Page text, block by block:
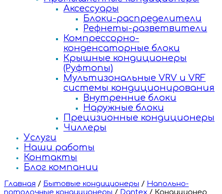
Аксессуары
Блоки-распределители
Рефнеты-разветвители
Компрессорно-
конденсаторные блоки
Крышные кондиционеры
(Руфтопы)
Мультизональные VRV и VRF
системы кондиционирования
Внутренние блоки
Наружные блоки
Прецизионные кондиционеры
Чиллеры
Услуги
Наши работы
Контакты
Блог компании
Главная / Бытовые кондиционеры / Напольно-
потолочные кондиционеры / Dantex / Кондиционер